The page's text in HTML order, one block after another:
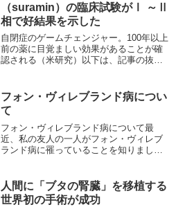
（suramin）の臨床試験がⅠ ～Ⅱ
相で好結果を示した
自閉症のゲームチェンジャー。100年以上
前の薬に目覚ましい効果があることが確
認される（米研究）以下は、記事の抜粋
年に開発されたスラミンという薬を5～
1...
フォン・ヴィレブランド病につい
て
フォン・ヴィレブランド病について最
近、私の友人の一人がフォン・ヴィレブ
ランド病に罹っていることを知りまし
話をされて、「えーっ」と思いました。
この病気については、学生の時...
人間に「ブタの腎臓」を移植する
世界初の手術が成功